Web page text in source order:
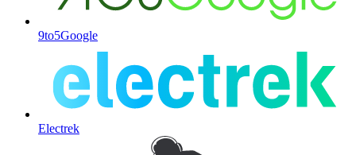
9to5Google
Electrek